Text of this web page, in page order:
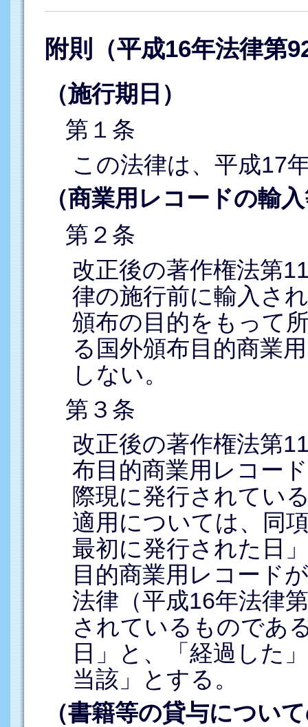
附則（平成16年法律第
（施行期日）
第１条
この法律は、平成17
（商業用レコードの輸
第２条
改正後の著作権法第
律の施行前に輸入さ
頒布の目的をもって
る国外頒布目的商業
しない。
第３条
改正後の著作権法第
布目的商業用レコー
際現に発行されてい
適用については、同
最初に発行された日
目的商業用レコード
法律（平成16年法律
されているものであ
日」と、「経過した
当該」とする。
（書籍等の貸与につい